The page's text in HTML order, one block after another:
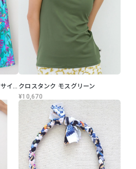
パネルショートパンツ ララアサイー クロスタンク モスグリーン
¥10,670